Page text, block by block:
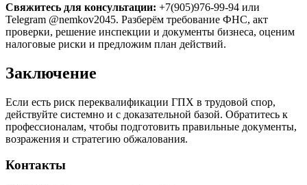
Свяжитесь для консультации: +7(905)976-99-94 или
Telegram @nemkov2045. Разберём требование ФНС, акт
проверки, решение инспекции и документы бизнеса, оценим
налоговые риски и предложим план действий.
Заключение
Если есть риск переквалификации ГПХ в трудовой спор,
действуйте системно и с доказательной базой. Обратитесь к
профессионалам, чтобы подготовить правильные документы,
возражения и стратегию обжалования.
Контакты